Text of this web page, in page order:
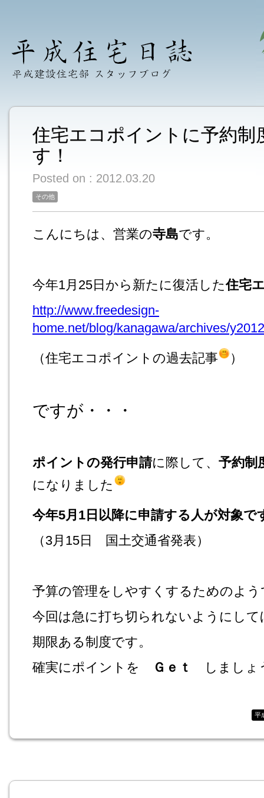
住宅エコポイントに予約制
す！
Posted on : 2012.03.20
その他
こんにちは、営業の寺島です。
今年1月25日から新たに復活した住宅
http://www.freedesign-
home.net/blog/kanagawa/archives/
（住宅エコポイントの過去記事 ）
ですが・・・
ポイントの発行申請に際して、 予約制
になりました
今年5月1日以降に申請する人が対象で
（3月15日 国土交通省発表）
予算の管理をしやすくするためのよ
今回は急に打ち切られないようにし
期限ある制度です。
確実にポイントを
Ｇｅｔ しまし
平